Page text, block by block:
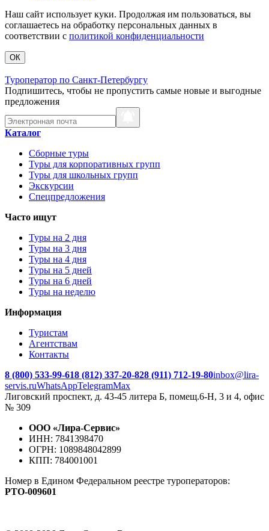
Наш сайт использует куки. Продолжая им пользоваться, вы
соглашаетесь на обработку персональных данных в
соответствии с политикой конфиденциальности
ОК
Туроператор по Санкт-Петербургу
Подпишитесь, чтобы не пропустить самые новые и выгодные
предложения
Каталог
Сборные туры
Туры для корпоративных групп
Туры для школьных групп
Экскурсии
Спецпредложения
Часто ищут
Туры на 2 дня
Туры на 3 дня
Туры на 4 дня
Туры на 5 дней
Туры на 6 дней
Туры на неделю
Информация
Туристам
Агентствам
Контакты
8 (800) 533-99-618 (812) 337-20-828 (911) 712-19-80inbox@lira-
servis.ruWhatsAppTelegramMax
Лиговский проспект, д. 43-45 литера Б, помещ.6-Н, 3 и 4, офис
№ 309
ООО «Лира-Сервис»
ИНН: 7841398470
ОГРН: 1089848042899
КПП: 784001001
Номер в Едином Федеральном реестре туроператоров:
РTO‑009601